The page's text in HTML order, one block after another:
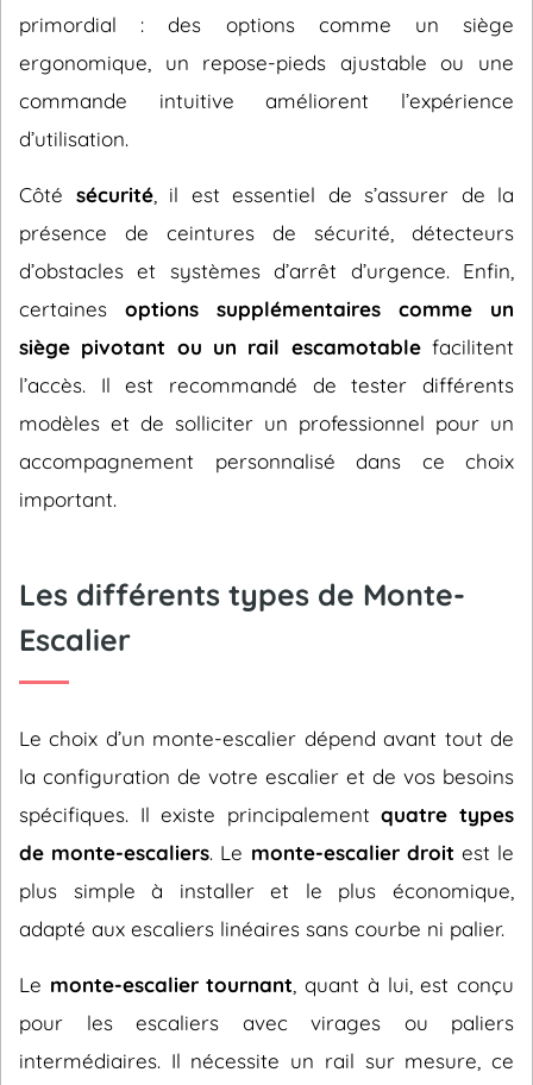
primordial : des options comme un siège
ergonomique, un repose-pieds ajustable ou une
commande intuitive améliorent l’expérience
d’utilisation.
Côté sécurité, il est essentiel de s’assurer de la
présence de ceintures de sécurité, détecteurs
d’obstacles et systèmes d’arrêt d’urgence. Enfin,
certaines options supplémentaires comme un
siège pivotant ou un rail escamotablefacilitent
l’accès. Il est recommandé de tester différents
modèles et de solliciter un professionnel pour un
accompagnement personnalisé dans ce choix
important.
Les différents types de Monte-
Escalier
Le choix d’un monte-escalier dépend avant tout de
la configuration de votre escalier et de vos besoins
spécifiques. Il existe principalementquatre types
de monte-escaliers. Le monte-escalier droit est le
plus simple à installer et le plus économique,
adapté aux escaliers linéaires sans courbe ni palier.
Le monte-escalier tournant , quant à lui, est conçu
pour les escaliers avec virages ou paliers
intermédiaires. Il nécessite un rail sur mesure, ce